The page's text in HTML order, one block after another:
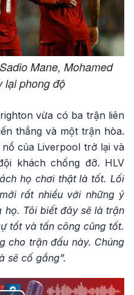
Mane, Mohamed
lại phong độ
vừa có ba trận liên
thắng và một trận hòa.
của Liverpool trở lại và
khách chống đỡ. HLV
họ chơi thật là tốt. Lối
rất nhiều với những ý
Tôi biết đây sẽ là trận
tốt và tấn công cũng tốt.
cho trận đấu này. Chúng
sẽ cố gắng”.